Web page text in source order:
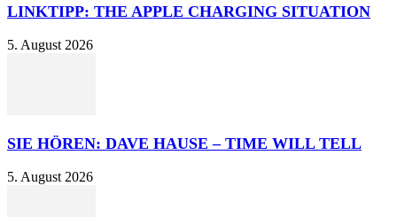
LINKTIPP: THE APPLE CHARGING SITUATION
5. August 2026
SIE HÖREN: DAVE HAUSE – TIME WILL TELL
5. August 2026